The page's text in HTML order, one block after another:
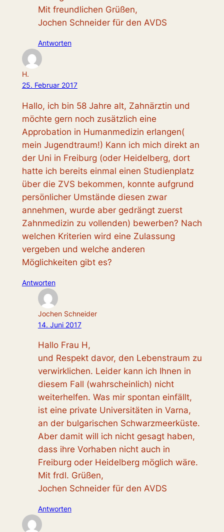
Mit freundlichen Grüßen,
Jochen Schneider für den AVDS
Antworten
H.
25. Februar 2017
Hallo, ich bin 58 Jahre alt, Zahnärztin und
möchte gern noch zusätzlich eine
Approbation in Humanmedizin erlangen(
mein Jugendtraum!) Kann ich mich direkt an
der Uni in Freiburg (oder Heidelberg, dort
hatte ich bereits einmal einen Studienplatz
über die ZVS bekommen, konnte aufgrund
persönlicher Umstände diesen zwar
annehmen, wurde aber gedrängt zuerst
Zahnmedizin zu vollenden) bewerben? Nach
welchen Kriterien wird eine Zulassung
vergeben und welche anderen
Möglichkeiten gibt es?
Antworten
Jochen Schneider
14. Juni 2017
Hallo Frau H,
und Respekt davor, den Lebenstraum zu
verwirklichen. Leider kann ich Ihnen in
diesem Fall (wahrscheinlich) nicht
weiterhelfen. Was mir spontan einfällt,
ist eine private Universitäten in Varna,
an der bulgarischen Schwarzmeerküste.
Aber damit will ich nicht gesagt haben,
dass ihre Vorhaben nicht auch in
Freiburg oder Heidelberg möglich wäre.
Mit frdl. Grüßen,
Jochen Schneider für den AVDS
Antworten